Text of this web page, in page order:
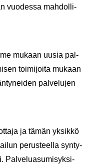
vuo­des­sa mah­dol­li­
mu­kaan uusia pal­
toi­mi­joi­ta mu­kaan
pal­ve­lu­jen
ja tämän yk­sik­kö
pe­rus­teel­la syn­ty­
Pal­ve­lua­su­mi­syk­si­